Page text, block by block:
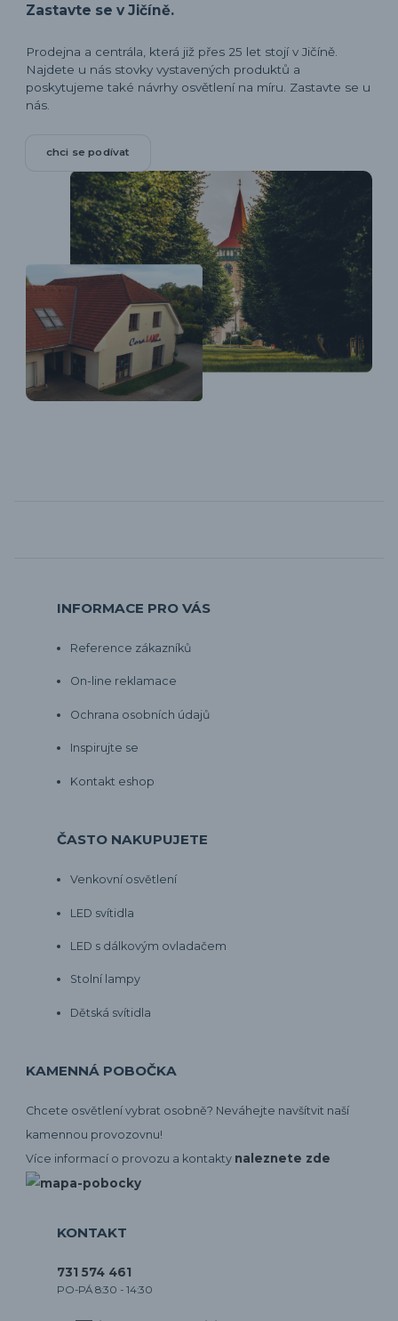
Zastavte se v Jičíně.
Prodejna a centrála, která již přes 25 let stojí v Jičíně.
Najdete u nás stovky vystavených produktů a
poskytujeme také návrhy osvětlení na míru. Zastavte se u
nás.
chci se podívat
INFORMACE PRO VÁS
Reference zákazníků
On-line reklamace
Ochrana osobních údajů
Inspirujte se
Kontakt eshop
ČASTO NAKUPUJETE
Venkovní osvětlení
LED svítidla
LED s dálkovým ovladačem
Stolní lampy
Dětská svítidla
KAMENNÁ POBOČKA
Chcete osvětlení vybrat osobně? Neváhejte navšítvit naší
kamennou provozovnu!
Více informací o provozu a kontakty naleznete zde
KONTAKT
731 574 461
PO-PÁ 8:30 - 14:30